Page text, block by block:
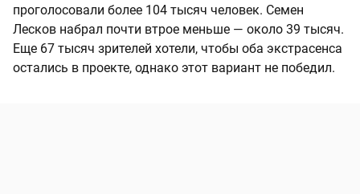
проголосовали более 104 тысяч человек. Семен
Лесков набрал почти втрое меньше — около 39 тысяч.
Еще 67 тысяч зрителей хотели, чтобы оба экстрасенса
остались в проекте, однако этот вариант не победил.